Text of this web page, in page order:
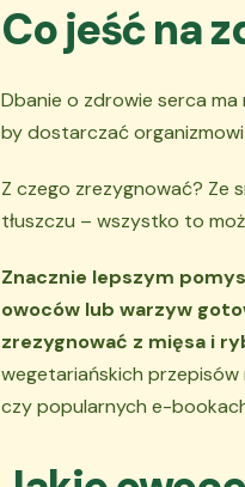
Co jeść na
Dbanie o zdrowie serca
by dostarczać
Z czego zrezygnować? Ze
tłuszczu – wszystko to
Znacznie lepszym
owoców lub warzyw
zrezygnować z mięsa i
wegetariańskich
czy popularnych e-